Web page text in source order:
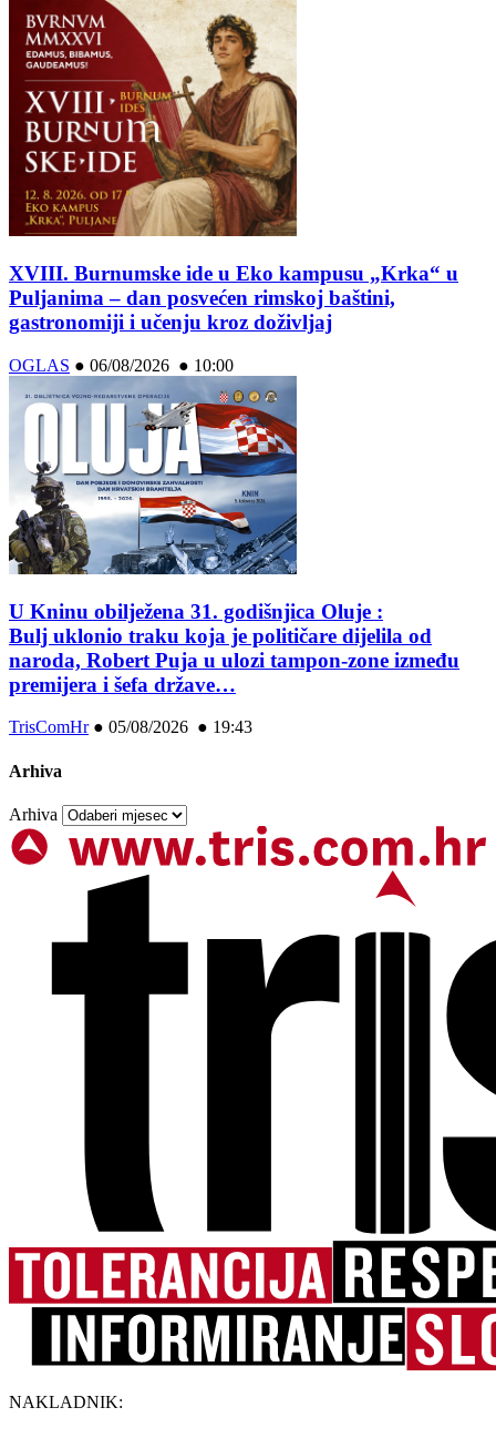
XVIII. Burnumske ide u Eko kampusu „Krka“ u
Puljanima – dan posvećen rimskoj baštini,
gastronomiji i učenju kroz doživljaj
OGLAS ● 06/08/2026 ● 10:00
U Kninu obilježena 31. godišnjica Oluje :
Bulj uklonio traku koja je političare dijelila od
naroda, Robert Puja u ulozi tampon-zone između
premijera i šefa države…
TrisComHr● 05/08/2026 ● 19:43
Arhiva
Arhiva
NAKLADNIK: